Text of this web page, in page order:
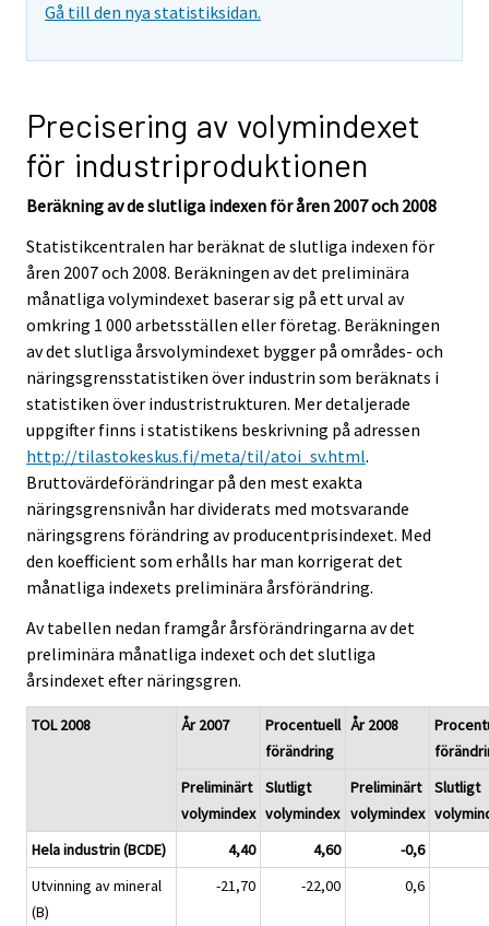
Gå till den nya statistiksidan.
Precisering av volymindexet
för industriproduktionen
Beräkning av de slutliga indexen för åren 2007 och 2008
Statistikcentralen har beräknat de slutliga indexen för
åren 2007 och 2008. Beräkningen av det preliminära
månatliga volymindexet baserar sig på ett urval av
omkring 1 000 arbetsställen eller företag. Beräkningen
av det slutliga årsvolymindexet bygger på områdes- och
näringsgrensstatistiken över industrin som beräknats i
statistiken över industristrukturen. Mer detaljerade
uppgifter finns i statistikens beskrivning på adressen
http://tilastokeskus.fi/meta/til/atoi_sv.html.
Bruttovärdeförändringar på den mest exakta
näringsgrensnivån har dividerats med motsvarande
näringsgrens förändring av producentprisindexet. Med
den koefficient som erhålls har man korrigerat det
månatliga indexets preliminära årsförändring.
Av tabellen nedan framgår årsförändringarna av det
preliminära månatliga indexet och det slutliga
årsindexet efter näringsgren.
TOL 2008 År 2007
Procentuell
förändring
År 2008
Preliminärt
volymindex
Slutligt
volymindex
Preliminärt
volymindex
Slutligt
Hela industrin (BCDE)
4,40 4,60
-0,6
Utvinning av mineral
(B)
-21,70 -22,00 0,6